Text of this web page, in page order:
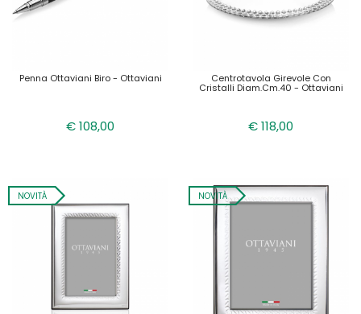
Penna Ottaviani Biro - Ottaviani
€ 108,00
Centrotavola Girevole Con
Cristalli Diam.cm.40 - Ottaviani
€ 118,00
NOVITÀ NOVITÀ